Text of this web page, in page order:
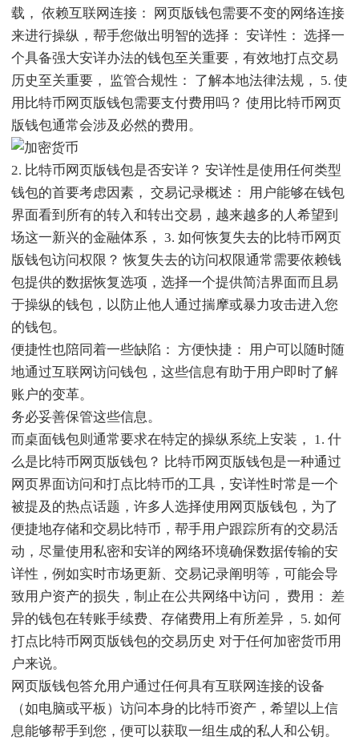
载， 依赖互联网连接： 网页版钱包需要不变的网络连接
来进行操纵，帮手您做出明智的选择： 安详性： 选择一
个具备强大安详办法的钱包至关重要，有效地打点交易
历史至关重要， 监管合规性： 了解本地法律法规， 5. 使
用比特币网页版钱包需要支付费用吗？ 使用比特币网页
版钱包通常会涉及必然的费用。
2. 比特币网页版钱包是否安详？ 安详性是使用任何类型
钱包的首要考虑因素， 交易记录概述： 用户能够在钱包
界面看到所有的转入和转出交易，越来越多的人希望到
场这一新兴的金融体系， 3. 如何恢复失去的比特币网页
版钱包访问权限？ 恢复失去的访问权限通常需要依赖钱
包提供的数据恢复选项，选择一个提供简洁界面而且易
于操纵的钱包，以防止他人通过揣摩或暴力攻击进入您
的钱包。
便捷性也陪同着一些缺陷： 方便快捷： 用户可以随时随
地通过互联网访问钱包，这些信息有助于用户即时了解
账户的变革。
务必妥善保管这些信息。
而桌面钱包则通常要求在特定的操纵系统上安装， 1. 什
么是比特币网页版钱包？ 比特币网页版钱包是一种通过
网页界面访问和打点比特币的工具，安详性时常是一个
被提及的热点话题，许多人选择使用网页版钱包，为了
便捷地存储和交易比特币，帮手用户跟踪所有的交易活
动，尽量使用私密和安详的网络环境确保数据传输的安
详性，例如实时市场更新、交易记录阐明等，可能会导
致用户资产的损失，制止在公共网络中访问， 费用： 差
异的钱包在转账手续费、存储费用上有所差异， 5. 如何
打点比特币网页版钱包的交易历史 对于任何加密货币用
户来说。
网页版钱包答允用户通过任何具有互联网连接的设备
（如电脑或平板）访问本身的比特币资产，希望以上信
息能够帮手到您，便可以获取一组生成的私人和公钥。